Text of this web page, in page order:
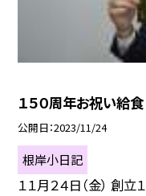
１５０周年お祝い給
公開日 2023/11/24
根岸小日記
１１月２４日（金） 創